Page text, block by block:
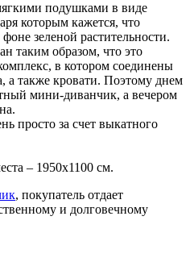
подушками в виде
которым кажется, что
зеленой растительности.
таким образом, что это
в котором соединены
а также кровати. Поэтому днем
мини-диванчик, а вечером
просто за счет выкатного
– 1950х1100 см.
, покупатель отдает
и долговечному